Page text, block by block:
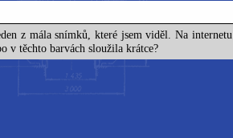
z mála snímků, které jsem viděl. Na
v těchto barvách sloužila krátce?